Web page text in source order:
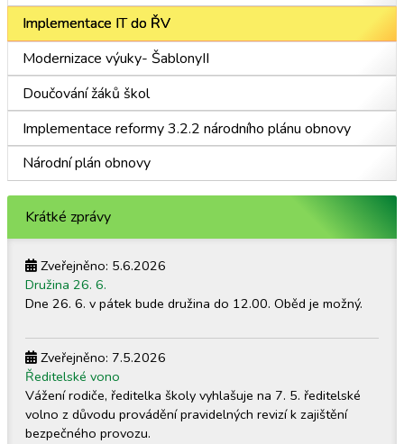
Implementace IT do ŘV
Modernizace výuky- ŠablonyII
Doučování žáků škol
Implementace reformy 3.2.2 národního plánu obnovy
Národní plán obnovy
Krátké zprávy
Zveřejněno: 5.6.2026
Družina 26. 6.
Dne 26. 6. v pátek bude družina do 12.00. Oběd je možný.
Zveřejněno: 7.5.2026
Ředitelské vono
Vážení rodiče, ředitelka školy vyhlašuje na 7. 5. ředitelské
volno z důvodu provádění pravidelných revizí k zajištění
bezpečného provozu.